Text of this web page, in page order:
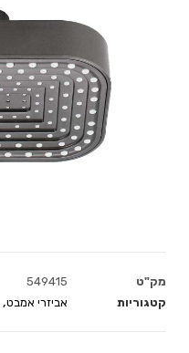
מק"ט
549415
קטגוריות
אביזרי אמבט,